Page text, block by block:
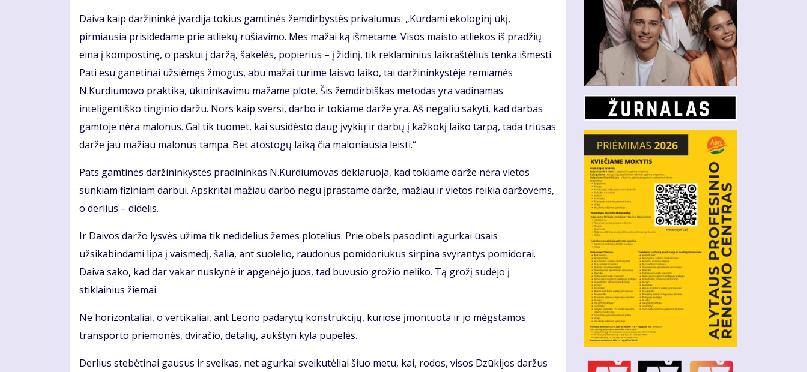
Daiva kaip daržininkė įvardija tokius gamtinės žemdirbystės privalumus: „Kurdami ekologinį ūkį,
pirmiausia prisidedame prie atliekų rūšiavimo. Mes mažai ką išmetame. Visos maisto atliekos iš pradžių
eina į kompostinę, o paskui į daržą, šakelės, popierius – į židinį, tik reklaminius laikraštėlius tenka išmesti.
Pati esu ganėtinai užsiėmęs žmogus, abu mažai turime laisvo laiko, tai daržininkystėje remiamės
N.Kurdiumovo praktika, ūkininkavimu mažame plote. Šis žemdirbiškas metodas yra vadinamas
inteligentiško tinginio daržu. Nors kaip sversi, darbo ir tokiame darže yra. Aš negaliu sakyti, kad darbas
gamtoje nėra malonus. Gal tik tuomet, kai susidėsto daug įvykių ir darbų į kažkokį laiko tarpą, tada triūsas
darže jau mažiau malonus tampa. Bet atostogų laiką čia maloniausia leisti.“
Pats gamtinės daržininkystės pradininkas N.Kurdiumovas deklaruoja, kad tokiame darže nėra vietos
sunkiam fiziniam darbui. Apskritai mažiau darbo negu įprastame darže, mažiau ir vietos reikia daržovėms,
o derlius – didelis.
Ir Daivos daržo lysvės užima tik nedidelius žemės plotelius. Prie obels pasodinti agurkai ūsais
užsikabindami lipa į vaismedį, šalia, ant suolelio, raudonus pomidoriukus sirpina svyrantys pomidorai.
Daiva sako, kad dar vakar nuskynė ir apgenėjo juos, tad buvusio grožio neliko. Tą grožį sudėjo į
stiklainius žiemai.
Ne horizontaliai, o vertikaliai, ant Leono padarytų konstrukcijų, kuriose įmontuota ir jo mėgstamos
transporto priemonės, dviračio, detalių, aukštyn kyla pupelės.
Derlius stebėtinai gausus ir sveikas, net agurkai sveikutėliai šiuo metu, kai, rodos, visos Dzūkijos daržus